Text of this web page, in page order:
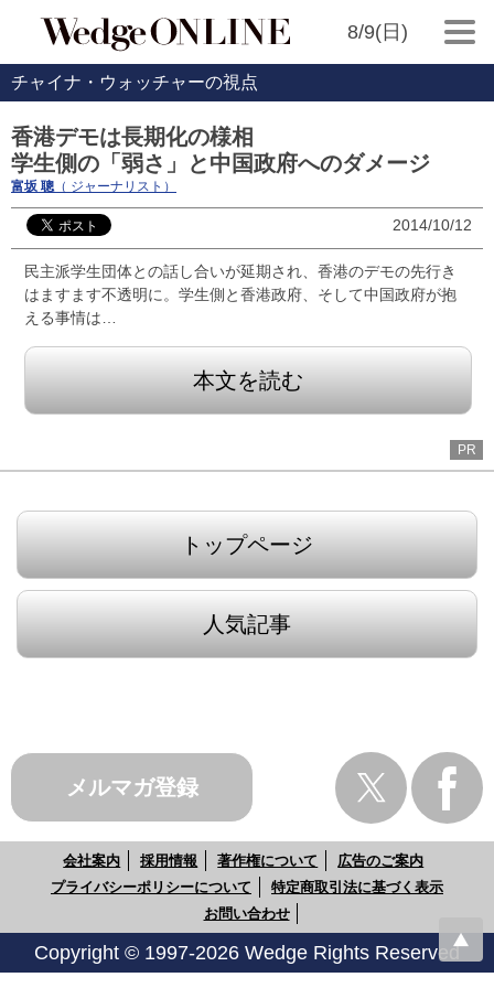
8/9(日)
チャイナ・ウォッチャーの視点
香港デモは長期化の様相
学生側の「弱さ」と中国政府へのダメージ
富坂 聰（ ジャーナリスト）
2014/10/12
民主派学生団体との話し合いが延期され、香港のデモの先行き
はますます不透明に。学生側と香港政府、そして中国政府が抱
える事情は…
本文を読む
PR
トップページ
人気記事
メルマガ登録
会社案内 採用情報 著作権について
広告のご案内
プライバシーポリシーについて
特定商取引法に基づく表示
お問い合わせ
Copyright © 1997-2026 Wedge Rights Reserved